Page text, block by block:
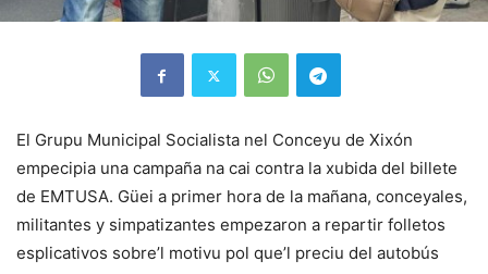
El Grupu Municipal Socialista nel Conceyu de Xixón
empecipia una campaña na cai contra la xubida del billete
de EMTUSA. Güei a primer hora de la mañana, conceyales,
militantes y simpatizantes empezaron a repartir folletos
esplicativos sobre’l motivu pol que’l preciu del autobús